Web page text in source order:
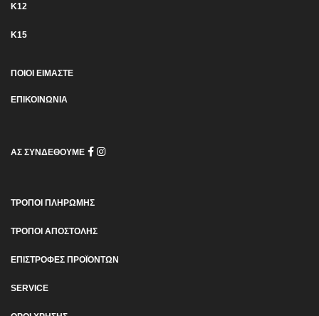
K12
K15
ΠΟΙΟΙ ΕΙΜΑΣΤΕ
ΕΠΙΚΟΙΝΩΝΙΑ
ΑΣ ΣΥΝΔΕΘΟΥΜΕ
ΤΡΟΠΟΙ ΠΛΗΡΩΜΗΣ
ΤΡΟΠΟΙ ΑΠΟΣΤΟΛΗΣ
ΕΠΙΣΤΡΟΦΕΣ ΠΡΟΪΟΝΤΩΝ
SERVICE